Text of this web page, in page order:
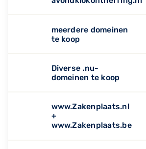
meerdere domeinen
te koop
Diverse .nu-
domeinen te koop
www.Zakenplaats.nl
+
www.Zakenplaats.be